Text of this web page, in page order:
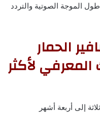
الموجة الصوتية والتردد
الحمار
لأكثر
ثلاثة إلى أربعة أشهر